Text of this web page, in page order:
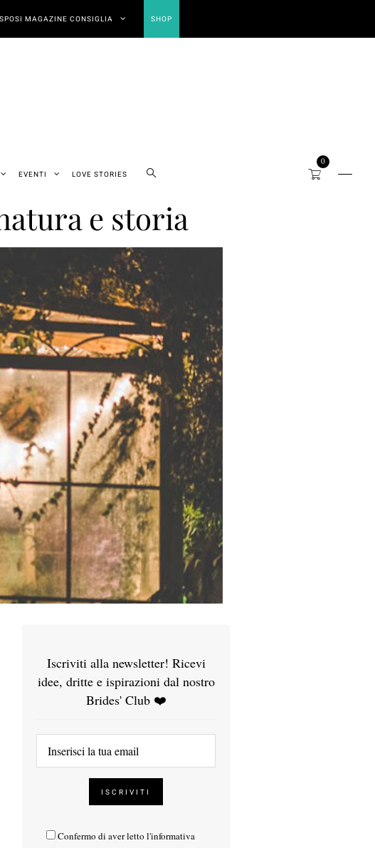
SPOSI MAGAZINE CONSIGLIA SHOP
EVENTI LOVE STORIES
0
e storia
Iscriviti alla newsletter! Ricevi
idee, dritte e ispirazioni dal nostro
Brides' Club ❤️
Confermo di aver letto l'informativa